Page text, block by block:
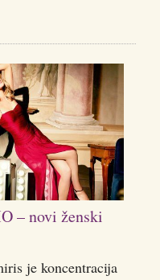
– novi ženski
je koncentracija